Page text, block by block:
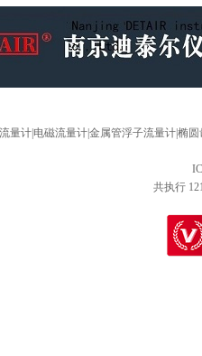
量计|电磁流量计|金属管浮子流量计|椭
共执行